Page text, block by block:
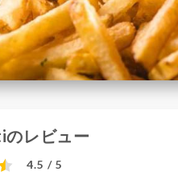
レビュー
4.5 / 5